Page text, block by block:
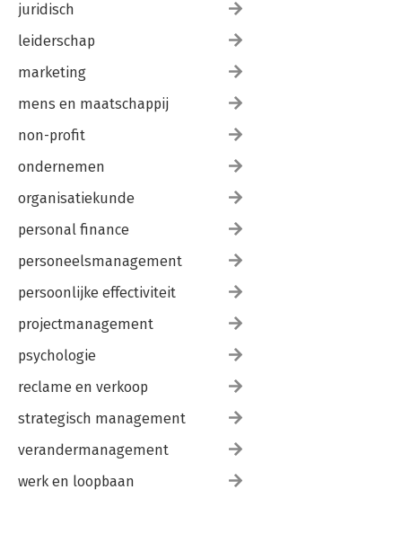
juridisch
leiderschap
marketing
mens en maatschappij
non-profit
ondernemen
organisatiekunde
personal finance
personeelsmanagement
persoonlijke effectiviteit
projectmanagement
psychologie
reclame en verkoop
strategisch management
verandermanagement
werk en loopbaan